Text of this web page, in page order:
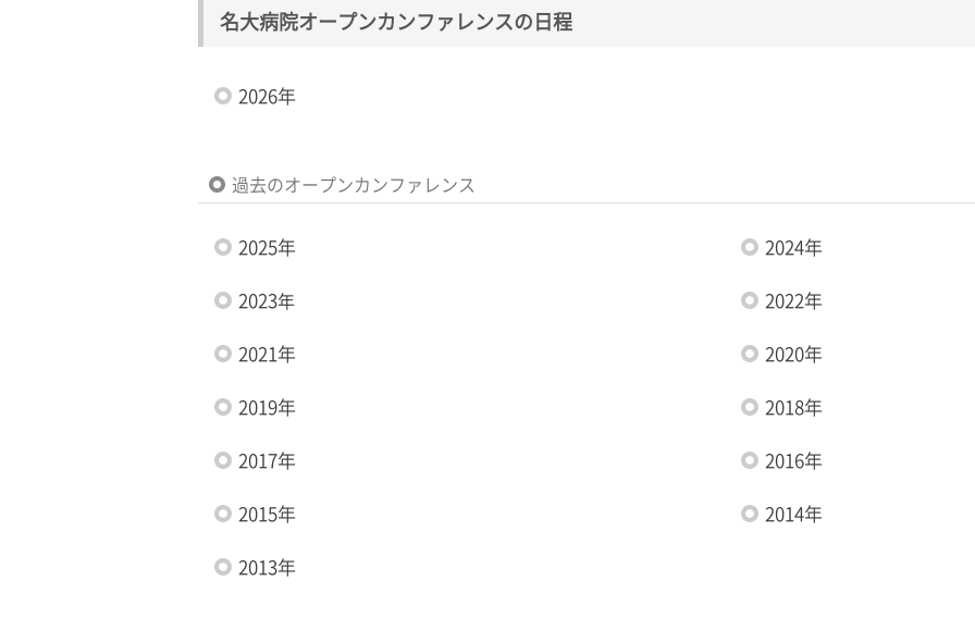
名大病院オープンカンファレンスの日程
2026年
過去のオープンカンファレンス
2025年
2024年
2023年
2022年
2021年
2020年
2019年
2018年
2017年
2016年
2015年
2014年
2013年